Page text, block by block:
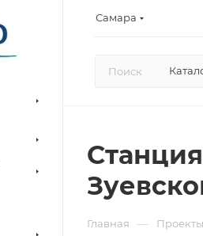
Самара
Главная — Проекты